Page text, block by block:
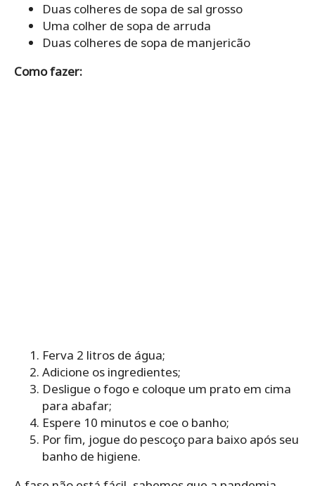
Duas colheres de sopa de sal grosso
Uma colher de sopa de arruda
Duas colheres de sopa de manjericão
Como fazer:
Ferva 2 litros de água;
Adicione os ingredientes;
Desligue o fogo e coloque um prato em cima
para abafar;
Espere 10 minutos e coe o banho;
Por fim, jogue do pescoço para baixo após seu
banho de higiene.